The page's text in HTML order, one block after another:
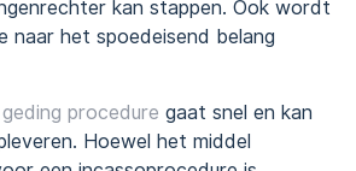
kan stappen. Ook wordt
naar het spoedeisend belang
procedure gaat snel en kan
Hoewel het middel